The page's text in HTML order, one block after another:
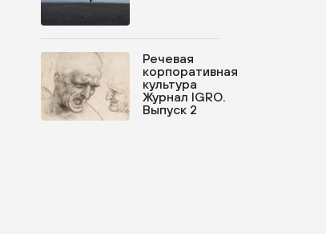
Речевая
корпоративная
культура
Журнал IGRO.
Выпуск 2